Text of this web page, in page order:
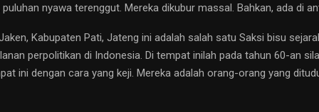
nyawa terenggut. Mereka dikubur massal. Bahkan, ada di
Kabupaten Pati, Jateng ini adalah salah satu Saksi bisu
perpolitikan di Indonesia. Di tempat inilah pada tahun 60-an
ini dengan cara yang keji. Mereka adalah orang-orang yang